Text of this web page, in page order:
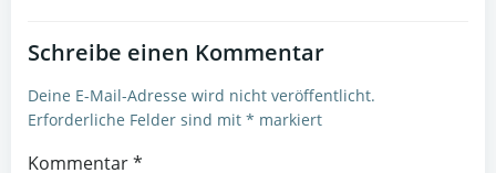
Schreibe einen Kommentar
Deine E-Mail-Adresse wird nicht veröffentlicht.
Erforderliche Felder sind mit * markiert
Kommentar*